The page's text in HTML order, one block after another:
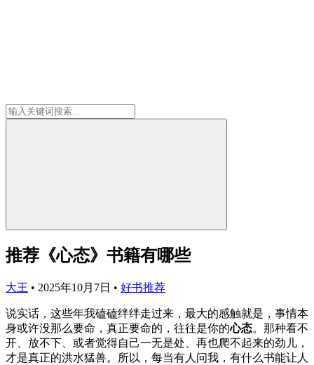
推荐《心态》书籍有哪些
大王 • 2025年10月7日 • 好书推荐
说实话，这些年我磕磕绊绊走过来，最大的感触就是，事情本
身或许没那么要命，真正要命的，往往是你的心态。那种看不
开、放不下、或者觉得自己一无是处、再也爬不起来的劲儿，
才是真正的洪水猛兽。所以，每当有人问我，有什么书能让人